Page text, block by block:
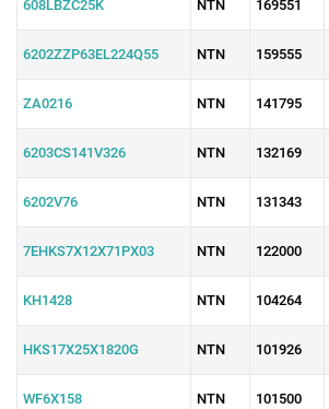
608LBZC25K NTN 169551
6202ZZP63EL224Q55 NTN 159555
ZA0216 NTN 141795
6203CS141V326 NTN 132169
6202V76 NTN 131343
7EHKS7X12X71PX03 NTN 122000
KH1428 NTN 104264
HKS17X25X1820G NTN 101926
WF6X158 NTN 101500